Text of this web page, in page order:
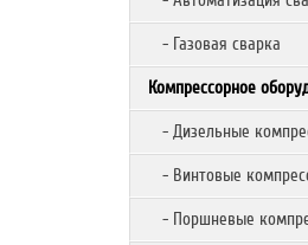
- Газовая сварка
Компрессорное
- Дизельные
- Винтовые
- Поршневые